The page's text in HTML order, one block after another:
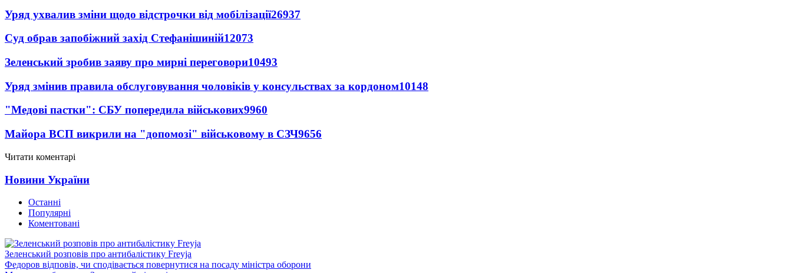
Уряд ухвалив зміни щодо відстрочки від мобілізації26937
Суд обрав запобіжний захід Стефанішиній12073
Зеленський зробив заяву про мирні переговори10493
Уряд змінив правила обслуговування чоловіків у консульствах за кордоном10148
"Медові пастки": СБУ попередила військових9960
Майора ВСП викрили на "допомозі" військовому в СЗЧ9656
Читати коментарі
Новини України
Останні
Популярні
Коментовані
Зеленський розповів про антибалістику Freyja
Федоров відповів, чи сподівається повернутися на посаду міністра оборони